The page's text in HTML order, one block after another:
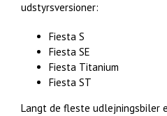
udstyrsversioner:
Fiesta S
Fiesta SE
Fiesta Titanium
Fiesta ST
Langt de fleste udlejningsbiler